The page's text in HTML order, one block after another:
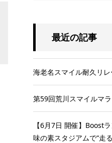
最近の記事
海老名スマイル耐久リ
第59回荒川スマイルマ
【6月7日 開催】Boost
味の素スタジアムで“走